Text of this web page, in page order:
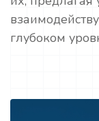
глубоком